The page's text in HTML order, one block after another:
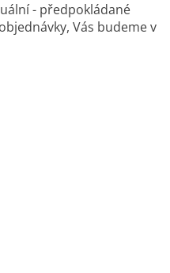
- předpokládané
Vás budeme v